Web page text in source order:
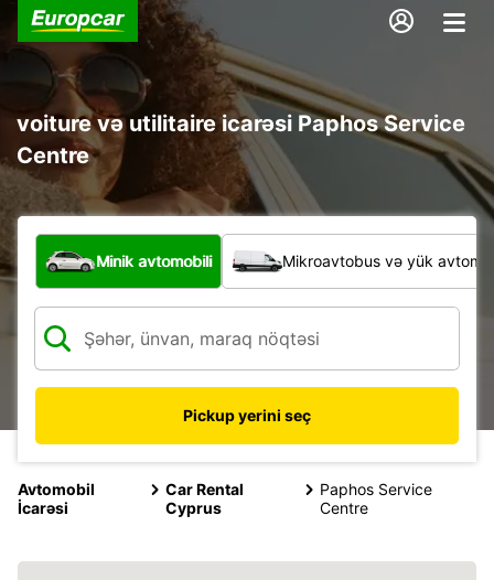
voiture və utilitaire icarəsi Paphos Service
Centre
Hansı növ nəqliyyat vasitəsi?
Minik avtomobili Mikroavtobus və yük
Pickup yerini seç
Avtomobil
İcarəsi
Car Rental
Cyprus
Paphos Service
Centre